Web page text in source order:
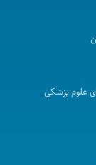
پارکینگ
مدیریتی،
الکترونیکی
علوم پزشکی